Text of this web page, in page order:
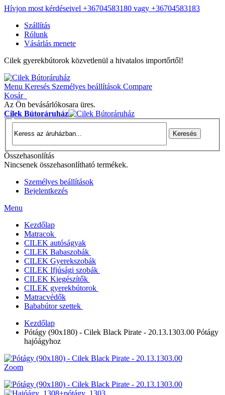
Hívjon most kérdéseivel +36704583180 vagy +36704583183
Szállítás
Rólunk
Vásárlás menete
Cilek gyerekbútorok közvetlenül a hivatalos importőrtől!
Menu Keresés Személyes beállítások Compare
Kosár
Az Ön bevásárlókosara üres.
Cilek Bútoráruház
Keresés
Összehasonlítás
Nincsenek összehasonlítható termékek.
Személyes beállítások
Bejelentkezés
Menu
Kezdőlap
Matracok
CILEK autóságyak
CILEK Babaszobák
CILEK Gyerekszobák
CILEK Ifjúsági szobák
CILEK Kiegészítők
CILEK gyerekbútorok
Matracvédők
Bababútor szettek
Kezdőlap
Pótágy (90x180) - Cilek Black Pirate - 20.13.1303.00 Pótágy
hajóágyhoz
Zoom